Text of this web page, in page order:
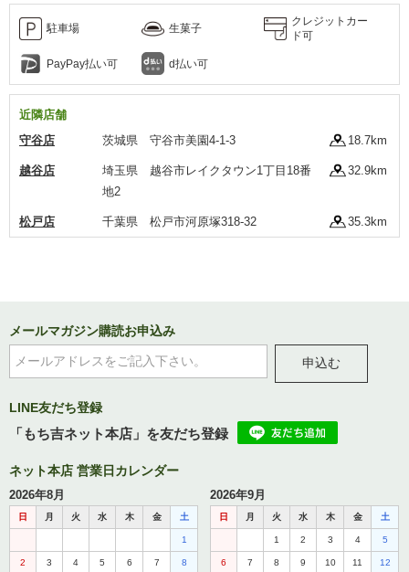
駐車場 生菓子
クレジットカー
ド可
PayPay払い可 d払い可
近隣店舗
守谷店
茨城県 守谷市美園4-1-3 18.7km
越谷店
埼玉県 越谷市レイクタウン1丁目18番
地2
32.9km
松戸店 千葉県 松戸市河原塚318-32 35.3km
メールマガジン購読お申込み
申込む
LINE友だち登録
「もち吉ネット本店」を友だち登録
ネット本店 営業日カレンダー
2026年8月
日 月 火 水 木 金 土
1
2 3 4 5 6 7 8
2026年9月
日 月 火 水 木 金 土
1 2 3 4 5
6 7 8 9 10 11 12